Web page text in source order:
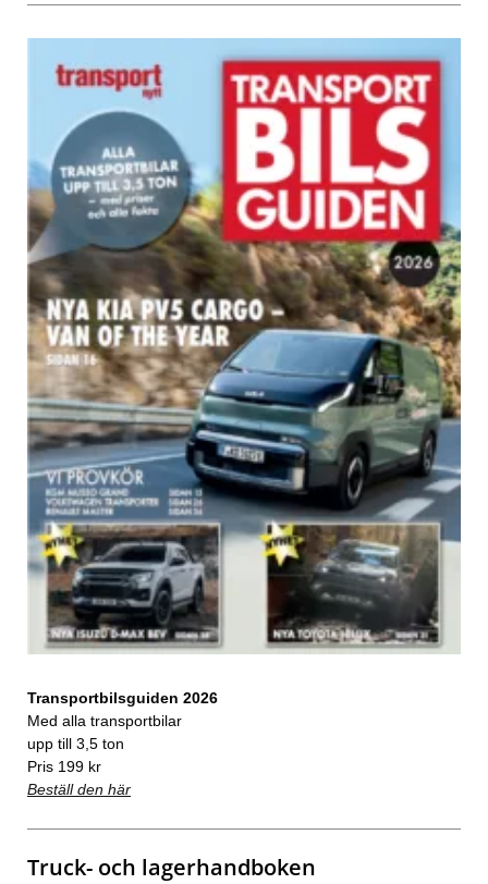
Transportbilsguiden 2026
Med alla transportbilar
upp till 3,5 ton
Pris 199 kr
Beställ den här
Truck- och lagerhandboken